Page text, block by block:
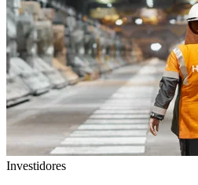
Investidores